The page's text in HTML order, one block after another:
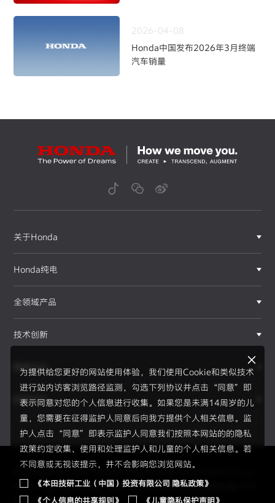
2026-04-08
Honda中国发布2026年3月终端
汽车销量
为提供给您更好的网站使用体验，我们使用Cookie和类似技术
进行站内访客浏览路径监测，勾选下列协议并点击“同意”即
表示同意对您的个人信息进行收集。如果您是未满14周岁的儿
童，您需要在征得监护人同意后向我方提供个人相关信息。监
护人点击“同意”即表示监护人同意我们按照本网站的的隐私
政策约定收集、使用和处理监护人和儿童的个人相关信息。若
不同意或无视该提示，并不会影响您浏览网站。
《本田技研工业（中国）投资有限公司 隐私政策》
《个人信息的共享规则》
《儿童隐私保护声明》
关于Honda
Honda纯电
全领域产品
技术创新
赛事运动
新闻资讯
Copyright © 2026 Honda Motor(China) Investment Co., Lt
d. All Right Reserved.京ICP备05023886号 京公网安备1101
0502034595号
F1®赛事